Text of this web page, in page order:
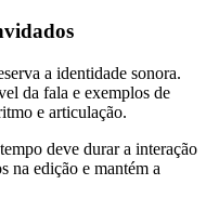
a identidade sonora.
da fala e exemplos de
e articulação.
deve durar a interação
na edição e mantém a